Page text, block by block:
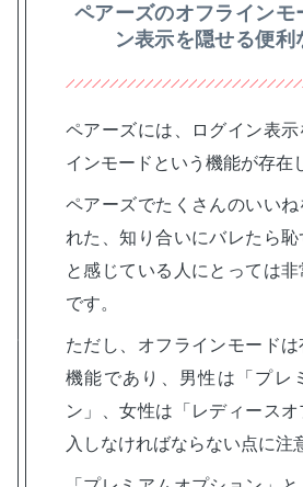
ペアーズのオフラインモ
ン表示を隠せる便利
ペアーズには、ログイン表
インモードという機能が存在
ペアーズでたくさんのいい
れた、知り合いにバレたら
と感じている人にとっては
です。
ただし、オフラインモード
機能であり、男性は「プレ
ン」、女性は「レディース
入しなければならない点に注